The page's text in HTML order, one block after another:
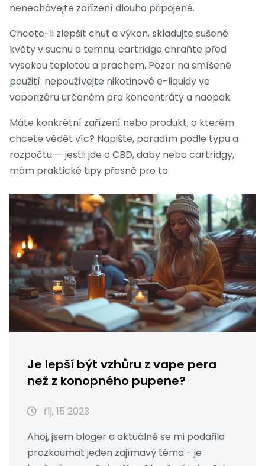
nenechávejte zařízení dlouho připojené.
Chcete-li zlepšit chuť a výkon, skladujte sušené
květy v suchu a temnu, cartridge chraňte před
vysokou teplotou a prachem. Pozor na smíšené
použití: nepoužívejte nikotinové e-liquidy ve
vaporizéru určeném pro koncentráty a naopak.
Máte konkrétní zařízení nebo produkt, o kterém
chcete vědět víc? Napište, poradím podle typu a
rozpočtu — jestli jde o CBD, daby nebo cartridgy,
mám praktické tipy přesně pro to.
Je lepší být vzhůru z vape pera
než z konopného pupene?
říj, 15 2023
Ahoj, jsem bloger a aktuálně se mi podařilo
prozkoumat jeden zajímavý téma - je